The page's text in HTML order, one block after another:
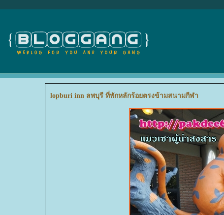
lopburi inn ลพบุรี ที่พักหลักร้อยตรงข้ามสนามกีฬา